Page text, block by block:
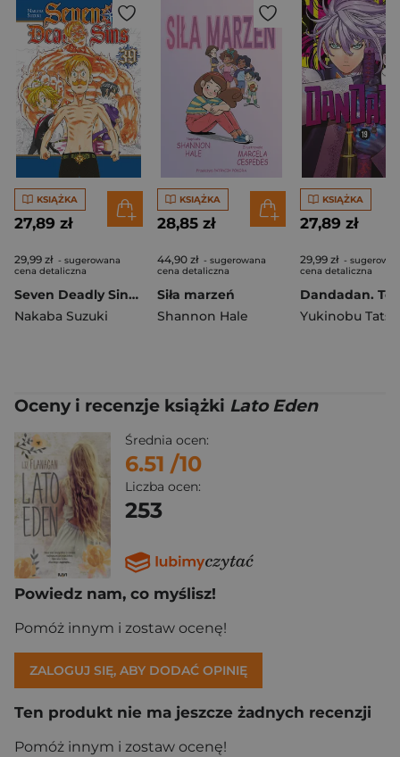
KSIĄŻKA
27,89 zł
29,99 zł - sugerowana
cena detaliczna
Seven Deadly Sins. Tom 39
Nakaba Suzuki
KSIĄŻKA
28,85 zł
44,90 zł - sugerowana
cena detaliczna
Siła marzeń
Shannon Hale
KSIĄŻKA
27,89 zł
29,99 zł -
cena detaliczna
Dandadan.
Yukinobu Tatsu
Oceny i recenzje książki Lato Eden
Średnia ocen:
6.51 /10
Liczba ocen:
253
Powiedz nam, co myślisz!
Pomóż innym i zostaw ocenę!
ZALOGUJ SIĘ, ABY DODAĆ OPINIĘ
Ten produkt nie ma jeszcze żadnych recenzji
Pomóż innym i zostaw ocenę!